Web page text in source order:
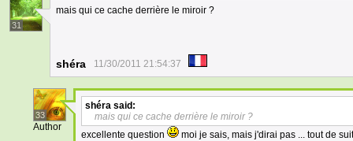
31
mais qui ce cache derrière le miroir ?
shéra 11/30/2011 21:54:37
33
Author
shéra said:
mais qui ce cache derrière le miroir ?
excellente question
moi je sais, mais j'dirai pas ... tout de